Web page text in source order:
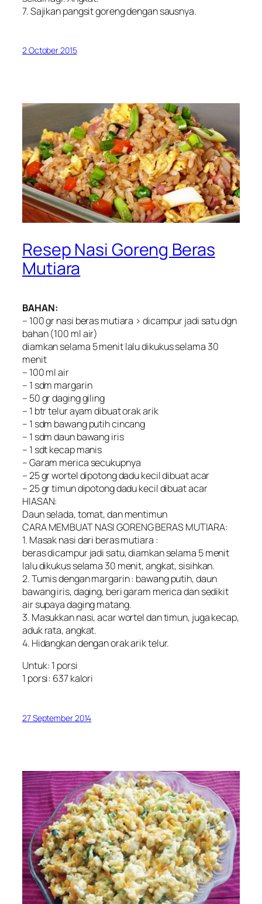
7. Sajikan pangsit goreng dengan sausnya.
2 October 2015
Resep Nasi Goreng Beras
Mutiara
BAHAN:
– 100 gr nasi beras mutiara > dicampur jadi satu dgn
bahan (100 ml air)
diamkan selama 5 menit lalu dikukus selama 30
menit
– 100 ml air
– 1 sdm margarin
– 50 gr daging giling
– 1 btr telur ayam dibuat orak arik
– 1 sdm bawang putih cincang
– 1 sdm daun bawang iris
– 1 sdt kecap manis
– Garam merica secukupnya
– 25 gr wortel dipotong dadu kecil dibuat acar
– 25 gr timun dipotong dadu kecil dibuat acar
HIASAN:
Daun selada, tomat, dan mentimun
CARA MEMBUAT NASI GORENG BERAS MUTIARA:
1. Masak nasi dari beras mutiara :
beras dicampur jadi satu, diamkan selama 5 menit
lalu dikukus selama 30 menit, angkat, sisihkan.
2. Tumis dengan margarin : bawang putih, daun
bawang iris, daging, beri garam merica dan sedikit
air supaya daging matang.
3. Masukkan nasi, acar wortel dan timun, juga kecap,
aduk rata, angkat.
4. Hidangkan dengan orak arik telur.
Untuk: 1 porsi
1 porsi: 637 kalori
27 September 2014